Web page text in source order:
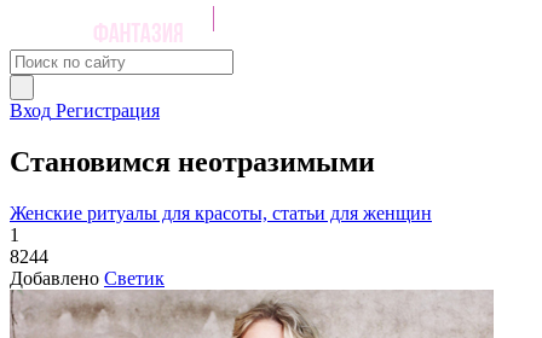
Вход Регистрация
Становимся неотразимыми
Женские ритуалы для красоты, статьи для женщин
1
8244
Добавлено Светик